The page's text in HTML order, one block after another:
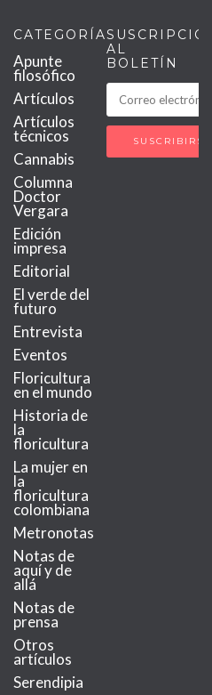
CATEGORÍAS
Apunte
filosófico
Artículos
Artículos
técnicos
Cannabis
Columna
Doctor
Vergara
Edición
impresa
Editorial
El verde del
futuro
Entrevista
Eventos
Floricultura
en el mundo
Historia de
la
floricultura
La mujer en
la
floricultura
colombiana
Metronotas
Notas de
aquí y de
allá
Notas de
prensa
Otros
artículos
Serendipia
SUSCRIPCIÓN
AL
BOLETÍN